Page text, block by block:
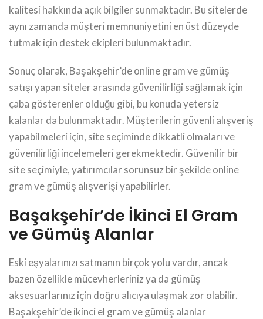
kalitesi hakkında açık bilgiler sunmaktadır. Bu sitelerde
aynı zamanda müşteri memnuniyetini en üst düzeyde
tutmak için destek ekipleri bulunmaktadır.
Sonuç olarak, Başakşehir’de online gram ve gümüş
satışı yapan siteler arasında güvenilirliği sağlamak için
çaba gösterenler olduğu gibi, bu konuda yetersiz
kalanlar da bulunmaktadır. Müşterilerin güvenli alışveriş
yapabilmeleri için, site seçiminde dikkatli olmaları ve
güvenilirliği incelemeleri gerekmektedir. Güvenilir bir
site seçimiyle, yatırımcılar sorunsuz bir şekilde online
gram ve gümüş alışverişi yapabilirler.
Başakşehir’de İkinci El Gram
ve Gümüş Alanlar
Eski eşyalarınızı satmanın birçok yolu vardır, ancak
bazen özellikle mücevherleriniz ya da gümüş
aksesuarlarınız için doğru alıcıya ulaşmak zor olabilir.
Başakşehir’de ikinci el gram ve gümüş alanlar